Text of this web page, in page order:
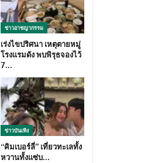
ข่าวอาชญากรรม
เร่งไขปริศนา เหตุตายหมู่
โรงแรมดัง พบพิรุธจองไว้
7…
ข่าวบันเทิง
“คิมเบอร์ลี่” เที่ยวทะเลทั้ง
หวานทั้งแซ่บ…